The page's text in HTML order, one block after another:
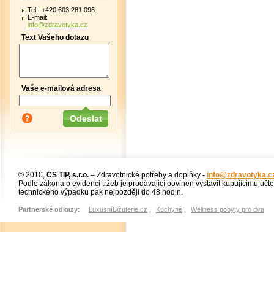
Tel.: +420 603 281 096
E-mail:
info@zdravotyka.cz
Text Vašeho dotazu
Vaše e-mailová adresa
© 2010, CS TIP, s.r.o. – Zdravotnické potřeby a doplňky -
Podle zákona o evidenci tržeb je prodávající povinen vystavit kupujícímu
technického výpadku pak nejpozději do 48 hodin.
Partnerské odkazy: LuxusníBižuterie.cz Kuchyně Wellness pobyty pro dva